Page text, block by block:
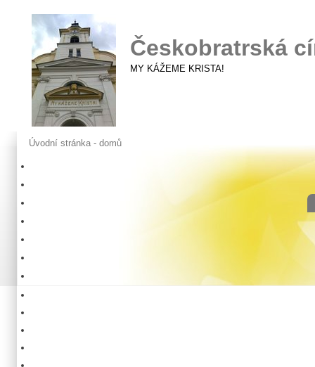
Českobratrská
MY KÁŽEME KRISTA!
Úvodní stránka - domů